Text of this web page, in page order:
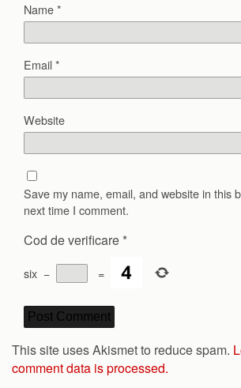
Name*
Email*
Website
Save my name, email, and website in this
next time I comment.
Cod de verificare *
six − =
This site uses Akismet to reduce spam.
comment data is processed.